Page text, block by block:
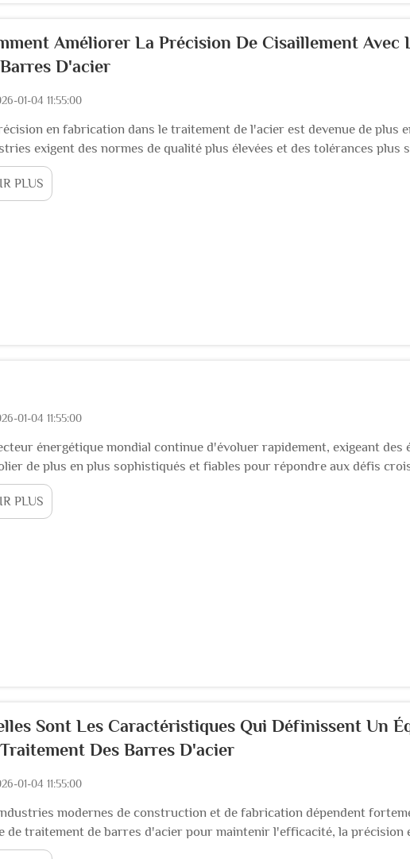
Améliorer La Précision De Cisaillement Avec
D'acier
01-04 11:55:00
en fabrication dans le traitement de l'acier est devenue de plus
exigent des normes de qualité plus élevées et des tolérances plus
d'acier représentent une avancée significative dans la technologie
de l'acier, offrent...
PLUS
01-04 11:55:00
énergétique mondial continue d'évoluer rapidement, exigeant des
de plus en plus sophistiqués et fiables pour répondre aux défis
pétrolière moderne nécessite une technologie de pointe capable
PLUS
Sont Les Caractéristiques Qui Définissent Un
Des Barres D'acier
01-04 11:55:00
modernes de construction et de fabrication dépendent
de traitement de barres d'acier pour maintenir l'efficacité, la précision
La qualité de l'équipement de traitement de barres d'acier influence